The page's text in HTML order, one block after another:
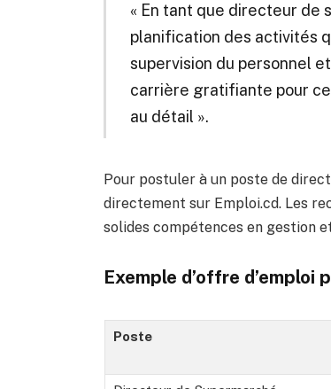
« En tant que directeur de
planification des activités
supervision du personnel
carrière gratifiante pour
au détail ».
Pour postuler à un poste de
directement sur Emploi.cd. Les
solides compétences en gestion
Exemple d’offre
Poste